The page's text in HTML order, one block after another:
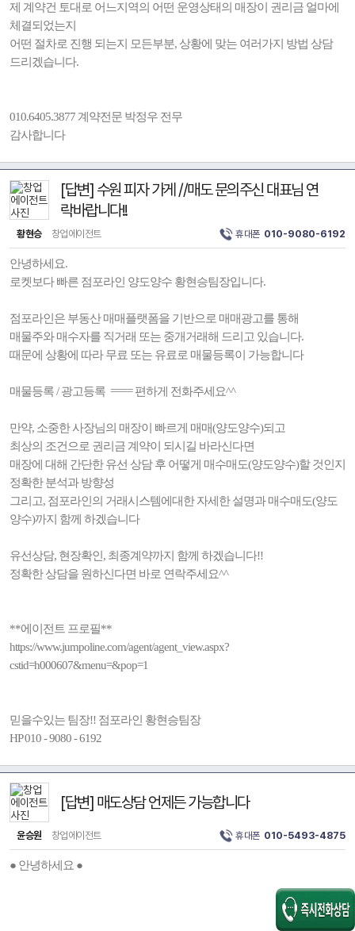
제 계약건 토대로 어느지역의 어떤 운영상태의 매장이 권리금 얼마에
체결되었는지
어떤 절차로 진행 되는지 모든부분, 상황에 맞는 여러가지 방법 상담
드리겠습니다.
010.6405.3877 계약전문 박정우 전무
감사합니다
[답변] 수원 피자 가게 //매도 문의주신 대표님 연
락바랍니다!!
황현승 창업에이전트 휴대폰 010-9080-6192
안녕하세요.
로켓보다 빠른 점포라인 양도양수 황현승팀장입니다.
점포라인은 부동산 매매플랫폼을 기반으로 매매광고를 통해
매물주와 매수자를 직거래 또는 중개거래해 드리고 있습니다.
때문에 상황에 따라 무료 또는 유료로 매물등록이 가능합니다
매물등록 / 광고등록 ==== 편하게 전화주세요^^
만약, 소중한 사장님의 매장이 빠르게 매매(양도양수)되고
최상의 조건으로 권리금 계약이 되시길 바라신다면
매장에 대해 간단한 유선 상담 후 어떻게 매수매도(양도양수)할 것인지
정확한 분석과 방향성
그리고, 점포라인의 거래시스템에대한 자세한 설명과 매수매도(양도
양수)까지 함께 하겠습니다
유선상담, 현장확인, 최종계약까지 함께 하겠습니다!!
정확한 상담을 원하신다면 바로 연락주세요^^
**에이전트 프로필**
https://www.jumpoline.com/agent/agent_view.aspx?
cstid=h000607&menu=&pop=1
믿을수있는 팀장!! 점포라인 황현승팀장
HP 010 - 9080 - 6192
[답변] 매도상담 언제든 가능합니다
윤승원 창업에이전트 휴대폰 010-5493-4875
● 안녕하세요 ●